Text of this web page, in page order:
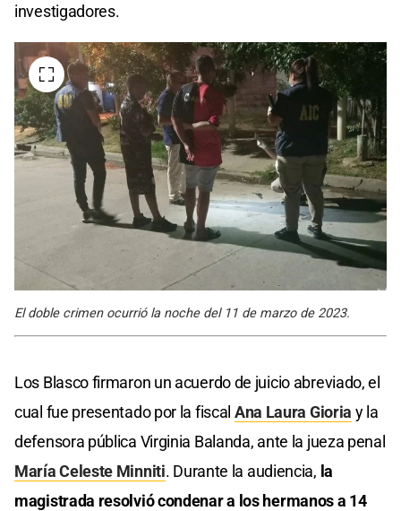
investigadores.
El doble crimen ocurrió la noche del 11 de marzo de 2023.
Los Blasco firmaron un acuerdo de juicio abreviado, el
cual fue presentado por la fiscal Ana Laura Gioria y la
defensora pública Virginia Balanda, ante la jueza penal
María Celeste Minniti. Durante la audiencia, la
magistrada resolvió condenar a los hermanos a 14